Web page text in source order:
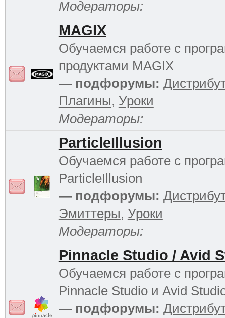
Модераторы:
MAGIX
Обучаемся работе с
продуктами MAGIX
— подфорумы:
Плагины, Уроки
Модераторы:
ParticleIllusion
Обучаемся работе с
ParticleIllusion
— подфорумы:
Эмиттеры, Уроки
Модераторы:
Pinnacle Studio / Avid
Обучаемся работе с
Pinnacle Studio и Avid
— подфорумы: